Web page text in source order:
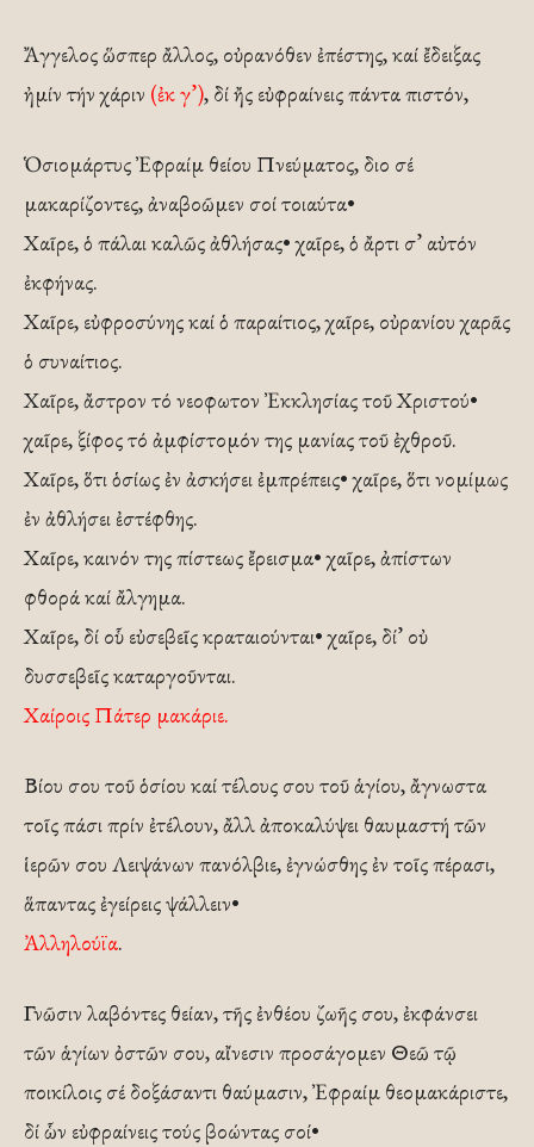
Ἄγγελος ὥσπερ ἄλλος, οὐρανόθεν ἐπέστης, καί ἔδειξας
ἠμίν τήν χάριν (ἐκ γ’), δί ἤς εὐφραίνεις πάντα πιστόν,
Ὁσιομάρτυς Ἐφραίμ θείου Πνεύματος, διο σέ
μακαρίζοντες, ἀναβοῶμεν σοί τοιαύτα•
Χαῖρε, ὁ πάλαι καλῶς ἀθλήσας• χαῖρε, ὁ ἄρτι σ’ αὐτόν
ἐκφήνας.
Χαῖρε, εὐφροσύνης καί ὁ παραίτιος, χαῖρε, οὐρανίου χαρᾶς
ὁ συναίτιος.
Χαῖρε, ἄστρον τό νεοφωτον Ἐκκλησίας τοῦ Χριστού•
χαῖρε, ξίφος τό ἀμφίστομόν της μανίας τοῦ ἐχθροῦ.
Χαῖρε, ὅτι ὁσίως ἐν ἀσκήσει ἐμπρέπεις• χαῖρε, ὅτι νομίμως
ἐν ἀθλήσει ἐστέφθης.
Χαῖρε, καινόν της πίστεως ἔρεισμα• χαῖρε, ἀπίστων
φθορά καί ἄλγημα.
Χαῖρε, δί οὗ εὐσεβεῖς κραταιούνται• χαῖρε, δί’ οὐ
δυσσεβεῖς καταργοῦνται.
Χαίροις Πάτερ μακάριε.
Βίου σου τοῦ ὁσίου καί τέλους σου τοῦ ἁγίου, ἄγνωστα
τοῖς πάσι πρίν ἐτέλουν, ἄλλ ἀποκαλύψει θαυμαστή τῶν
ἱερῶν σου Λειψάνων πανόλβιε, ἐγνώσθης ἐν τοῖς πέρασι,
ἅπαντας ἐγείρεις ψάλλειν•
Ἀλληλούϊα.
Γνῶσιν λαβόντες θείαν, τῆς ἐνθέου ζωῆς σου, ἐκφάνσει
τῶν ἁγίων ὀστῶν σου, αἴνεσιν προσάγομεν Θεῶ τῷ
ποικίλοις σέ δοξάσαντι θαύμασιν, Ἐφραίμ θεομακάριστε,
δί ὧν εὐφραίνεις τούς βοώντας σοί•